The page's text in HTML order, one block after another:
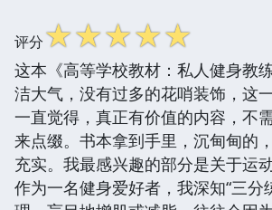
评分☆☆☆☆☆
这本《高等学校教材：私人健身教
洁大气，没有过多的花哨装饰，这
一直觉得，真正有价值的内容，不
来点缀。书本拿到手里，沉甸甸的
充实。我最感兴趣的部分是关于运
作为一名健身爱好者，我深知“三分